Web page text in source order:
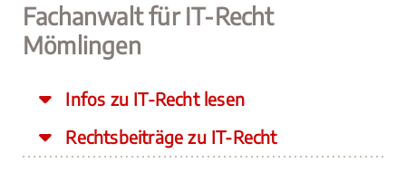
Fachanwalt für IT-Recht
Mömlingen
Infos zu IT-Recht lesen
Rechtsbeiträge zu IT-Recht